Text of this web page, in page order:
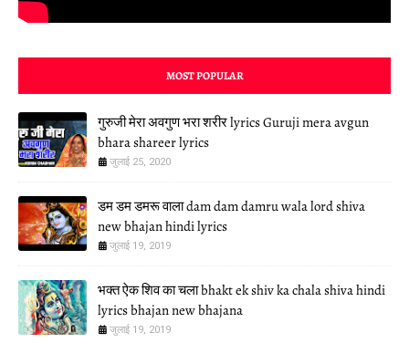
MOST POPULAR
गुरुजी मेरा अवगुण भरा शरीर lyrics Guruji mera avgun
bhara shareer lyrics
जुलाई 25, 2020
डम डम डमरू वाला dam dam damru wala lord shiva
new bhajan hindi lyrics
जुलाई 19, 2019
भक्त ऐक शिव का चला bhakt ek shiv ka chala shiva hindi
lyrics bhajan new bhajana
जुलाई 19, 2019